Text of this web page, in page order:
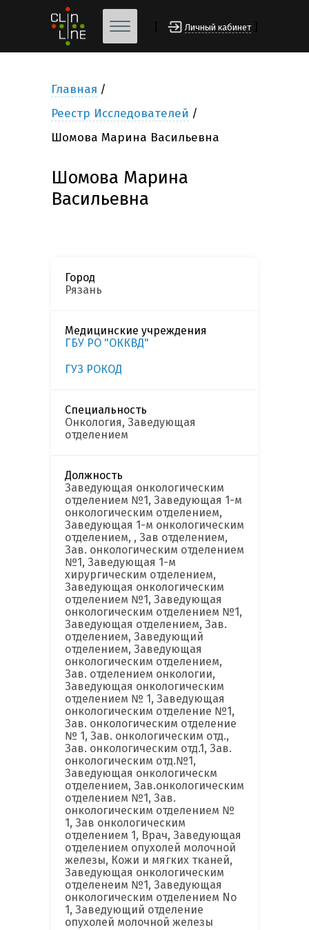
Личный кабинет
Главная
Реестр Исследователей
Шомова Марина Васильевна
Шомова Марина
Васильевна
Город
Рязань
Медицинские учреждения
ГБУ РО "ОККВД"
ГУЗ РОКОД
Специальность
Онкология, Заведующая
отделением
Должность
Заведующая онкологическим
отделением №1, Заведующая 1-м
онкологическим отделением,
Заведующая 1-м онкологическим
отделением, , Зав отделением,
Зав. онкологическим отделением
№1, Заведующая 1-м
хирургическим отделением,
Заведующая онкологическим
отделением №1, Заведующая
онкологическим отделением №1,
Заведующая отделением, Зав.
отделением, Заведующий
отделением, Заведующая
онкологическим отделением,
Зав. отделением онкологии,
Заведующая онкологическим
отделением № 1, Заведующая
онкологическим отделение №1,
Зав. онкологическим отделение
№ 1, Зав. онкологическим отд.,
Зав. онкологическим отд.1, Зав.
онкологическим отд.№1,
Заведующая онкологическм
отделением, Зав.онкологическим
отделением №1, Зав.
онкологическим отделением №
1, Зав онкологическим
отделением 1, Врач, Заведующая
отделением опухолей молочной
железы, Кожи и мягких тканей,
Заведующая онкологическим
отделенеим №1, Заведующая
онкологическим отделением No
1, Заведующий отделение
опухолей молочной железы